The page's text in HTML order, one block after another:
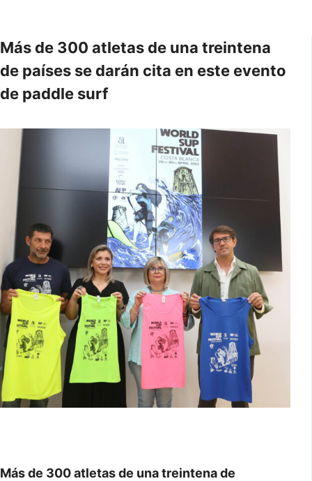
Más de 300 atletas de una treintena
de países se darán cita en este evento
de paddle surf
Más de 300 atletas de una treintena de